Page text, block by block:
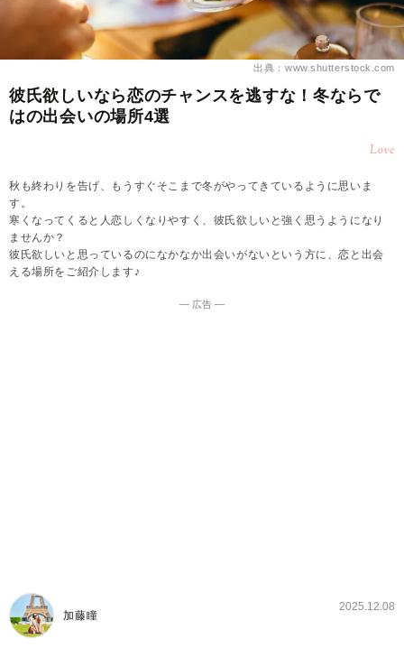
出典：www.shutterstock.com
彼氏欲しいなら恋のチャンスを逃すな！冬ならで
はの出会いの場所4選
Love
秋も終わりを告げ、もうすぐそこまで冬がやってきているように思いま
す。
寒くなってくると人恋しくなりやすく、彼氏欲しいと強く思うようになり
ませんか？
彼氏欲しいと思っているのになかなか出会いがないという方に、恋と出会
える場所をご紹介します♪
― 広告 ―
加藤瞳
2025.12.08